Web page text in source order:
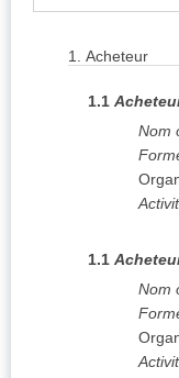
1. Acheteur
1.1
Nom
1.1
Nom